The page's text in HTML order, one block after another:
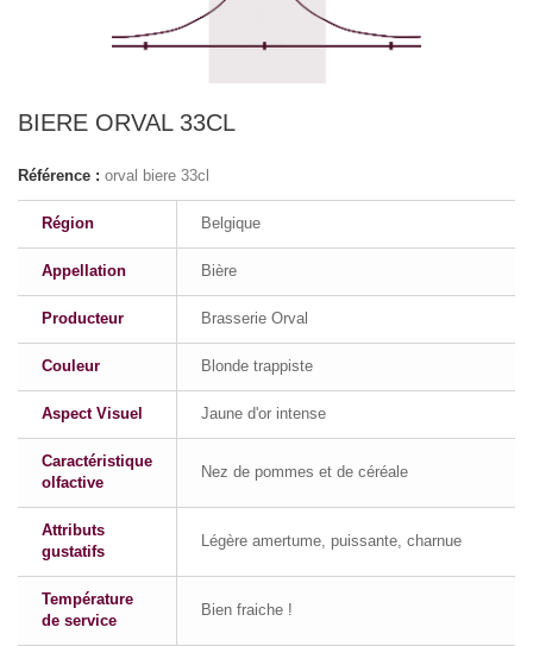
BIERE ORVAL 33CL
Référence : orval biere 33cl
Région Belgique
Appellation Bière
Producteur Brasserie Orval
Couleur Blonde trappiste
Aspect Visuel Jaune d'or intense
Caractéristique
olfactive
Nez de pommes et de céréale
Attributs
gustatifs
Légère amertume, puissante, charnue
Température
de service
Bien fraiche !